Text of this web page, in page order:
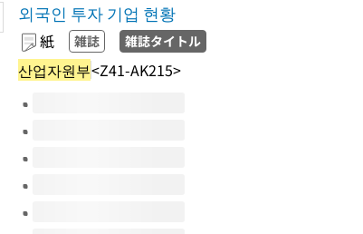
외국인 투자 기업 현황
紙 雑誌 雑誌タイトル
산업자원부<Z41-AK215>
このタイトルの巻号